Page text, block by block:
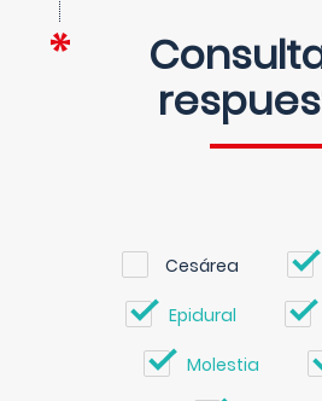
Cesárea
Epidural
Molestia